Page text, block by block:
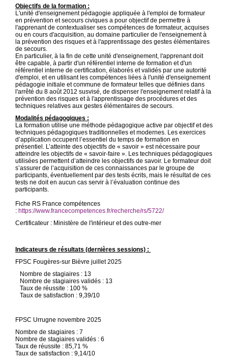
Objectifs de la formation :
L'unité d'enseignement pédagogie appliquée à l'emploi de formateur
en prévention et secours civiques a pour objectif de permettre à
l'apprenant de contextualiser ses compétences de formateur, acquises
ou en cours d'acquisition, au domaine particulier de l'enseignement à
la prévention des risques et à l'apprentissage des gestes élémentaires
de secours.
En particulier, à la fin de cette unité d'enseignement, l'apprenant doit
être capable, à partir d'un référentiel interne de formation et d'un
référentiel interne de certification, élaborés et validés par une autorité
d'emploi, et en utilisant les compétences liées à l'unité d'enseignement
pédagogie initiale et commune de formateur telles que définies dans
l'arrêté du 8 août 2012 susvisé, de dispenser l'enseignement relatif à la
prévention des risques et à l'apprentissage des procédures et des
techniques relatives aux gestes élémentaires de secours.
Modalités pédagogiques :
La formation utilise une méthode pédagogique active par objectif et des
techniques pédagogiques traditionnelles et modernes. Les exercices
d’application occupent l’essentiel du temps de formation en
présentiel. L’atteinte des objectifs de « savoir » est nécessaire pour
atteindre les objectifs de « savoir-faire ». Les techniques pédagogiques
utilisées permettent d’atteindre les objectifs de savoir. Le formateur doit
s’assurer de l’acquisition de ces connaissances par le groupe de
participants, éventuellement par des tests écrits, mais le résultat de ces
tests ne doit en aucun cas servir à l’évaluation continue des
participants.
Fiche RS France compétences
: https://www.francecompetences.fr/recherche/rs/5722/
Certificateur : Ministère de l'intérieur et des outre-mer
Indicateurs de résultats (dernières sessions) :
FPSC Fougères-sur Bièvre juillet 2025
Nombre de stagiaires : 13
Nombre de stagiaires validés : 13
Taux de réussite : 100 %
Taux de satisfaction : 9,39/10
FPSC Urrugne novembre 2025
Nombre de stagiaires : 7
Nombre de stagiaires validés : 6
Taux de réussite : 85,71 %
Taux de satisfaction : 9,14/10